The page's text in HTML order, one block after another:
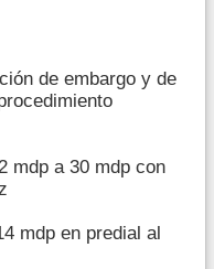
de embargo y de
mdp a 30 mdp con
mdp en predial al